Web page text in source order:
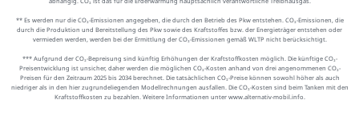
** Es werden nur die CO₂-Emissionen angegeben, die durch den Betrieb des Pkw entstehen. CO₂-Emissionen, die
durch die Produktion und Bereitstellung des Pkw sowie des Kraftstoffes bzw. der Energieträger entstehen oder
vermieden werden, werden bei der Ermittlung der CO₂-Emissionen gemäß WLTP nicht berücksichtigt.
*** Aufgrund der CO₂-Bepreisung sind künftig Erhöhungen der Kraftstoffkosten möglich. Die künftige CO₂-
Preisentwicklung ist unsicher, daher werden die möglichen CO₂-Kosten anhand von drei angenommenen CO₂-
Preisen für den Zeitraum 2025 bis 2034 berechnet. Die tatsächlichen CO₂-Preise können sowohl höher als auch
niedriger als in den hier zugrundeliegenden Modellrechnungen ausfallen. Die CO₂-Kosten sind beim Tanken mit den
Kraftstoffkosten zu bezahlen. Weitere Informationen unter www.alternativ-mobil.info.